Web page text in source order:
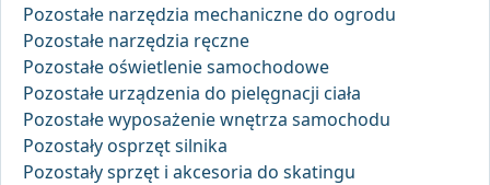
Pozostałe narzędzia mechaniczne do ogrodu
Pozostałe narzędzia ręczne
Pozostałe oświetlenie samochodowe
Pozostałe urządzenia do pielęgnacji ciała
Pozostałe wyposażenie wnętrza samochodu
Pozostały osprzęt silnika
Pozostały sprzęt i akcesoria do skatingu